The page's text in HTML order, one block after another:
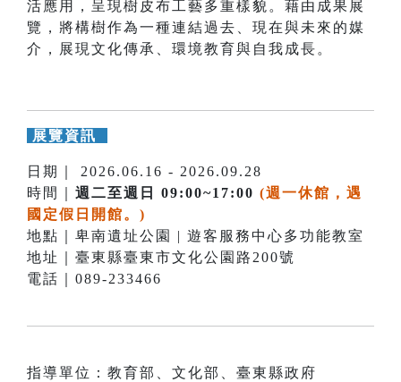
活應用，呈現樹皮布工藝多重樣貌。藉由成果展
覽，將構樹作為一種連結過去、現在與未來的媒
介，展現文化傳承、環境教育與自我成長。
展覽資訊
日期｜ 2026.06.16 - 2026.09.28
時間｜ 週二至週日 09:00~17:00 (週一休館，遇
國定假日開館。)
地點｜卑南遺址公園 | 遊客服務中心多功能教室
地址｜臺東縣臺東市文化公園路200號
電話｜089-233466
指導單位：教育部、文化部、臺東縣政府